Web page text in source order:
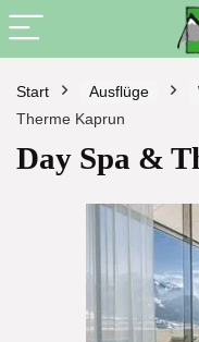
Start Ausflüge
Therme Kaprun
Day Spa &